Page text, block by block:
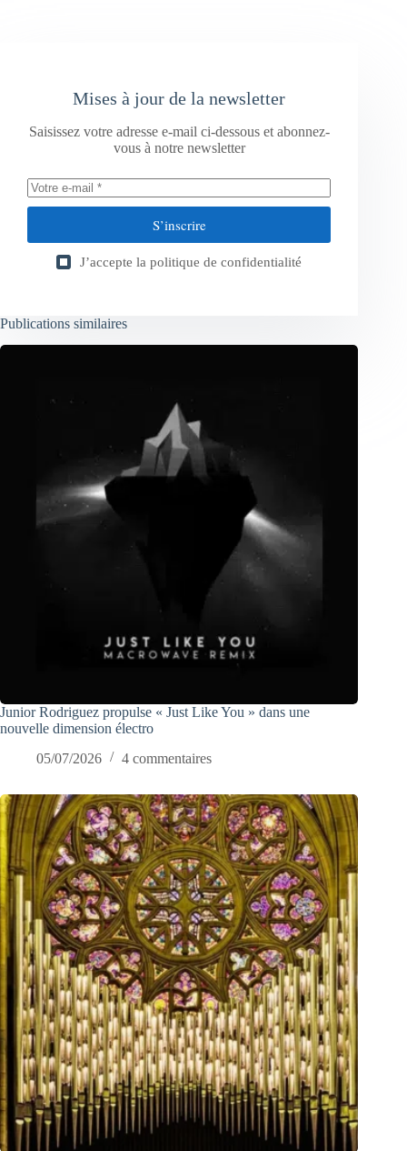
Mises à jour de la newsletter
Saisissez votre adresse e-mail ci-dessous et abonnez-
vous à notre newsletter
S’inscrire
J’accepte la politique de confidentialité
Publications similaires
Junior Rodriguez propulse « Just Like You » dans une
nouvelle dimension électro
05/07/2026
4 commentaires